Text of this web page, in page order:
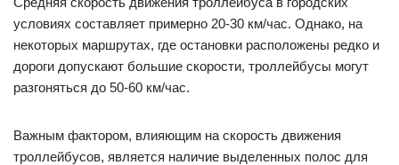
условиях составляет примерно 20-30 км/час. Однако, на
некоторых маршрутах, где остановки расположены редко и
дороги допускают большие скорости, троллейбусы могут
разгоняться до 50-60 км/час.
Важным фактором, влияющим на скорость движения
троллейбусов, является наличие выделенных полос для